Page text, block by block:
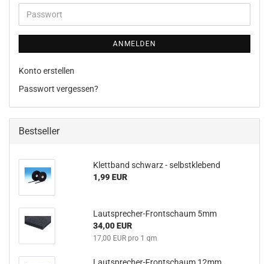
Adresse
Passwort
ANMELDEN
Konto erstellen
Passwort vergessen?
Bestseller
Klettband schwarz - selbstklebend
1,99 EUR
Lautsprecher-Frontschaum 5mm
34,00 EUR
17,00 EUR pro 1 qm